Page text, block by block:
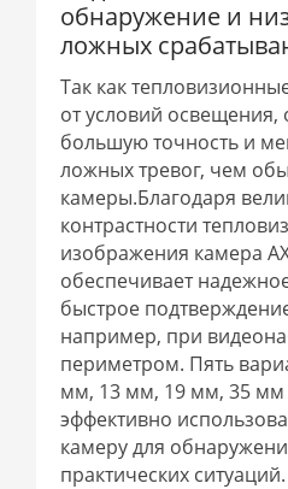
обнаружение и
ложных
Так как
от условий
большую точность и
ложных тревог, чем
камеры.Благодаря
контрастности
изображения камера
обеспечивает
быстрое
например, при
периметром. Пять
мм, 13 мм, 19 мм, 35
эффективно
камеру для
практических ситуаций.